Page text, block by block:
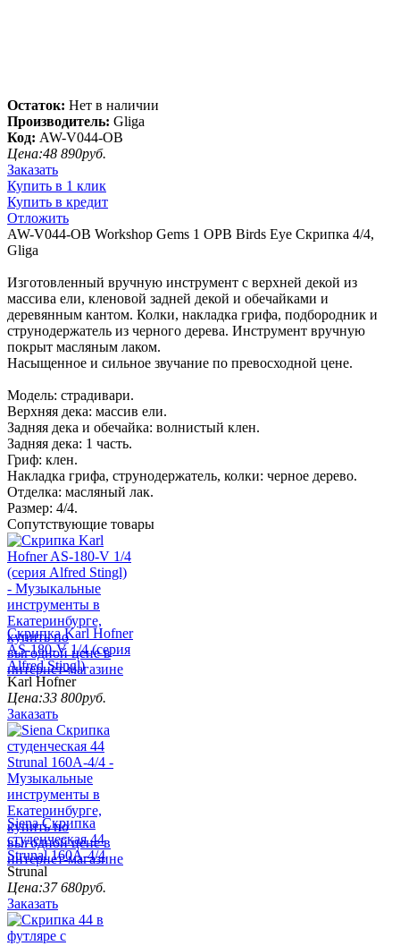
Остаток: Нет в наличии
Производитель: Gliga
Код: AW-V044-OB
Цена:48 890руб.
Заказать
Купить в 1 клик
Купить в кредит
Отложить
AW-V044-OB Workshop Gems 1 OPB Birds Eye Скрипка 4/4,
Gliga
Изготовленный вручную инструмент с верхней декой из
массива ели, кленовой задней декой и обечайками и
деревянным кантом. Колки, накладка грифа, подбородник и
струнодержатель из черного дерева. Инструмент вручную
покрыт масляным лаком.
Насыщенное и сильное звучание по превосходной цене.
Модель: страдивари.
Верхняя дека: массив ели.
Задняя дека и обечайка: волнистый клен.
Задняя дека: 1 часть.
Гриф: клен.
Накладка грифа, струнодержатель, колки: черное дерево.
Отделка: масляный лак.
Размер: 4/4.
Сопутствующие товары
Скрипка Karl Hofner
AS-180-V 1/4 (серия
Alfred Stingl)
Karl Hofner
Цена:33 800руб.
Заказать
Siena Скрипка
студенческая 44
Strunal 160A-4/4
Strunal
Цена:37 680руб.
Заказать